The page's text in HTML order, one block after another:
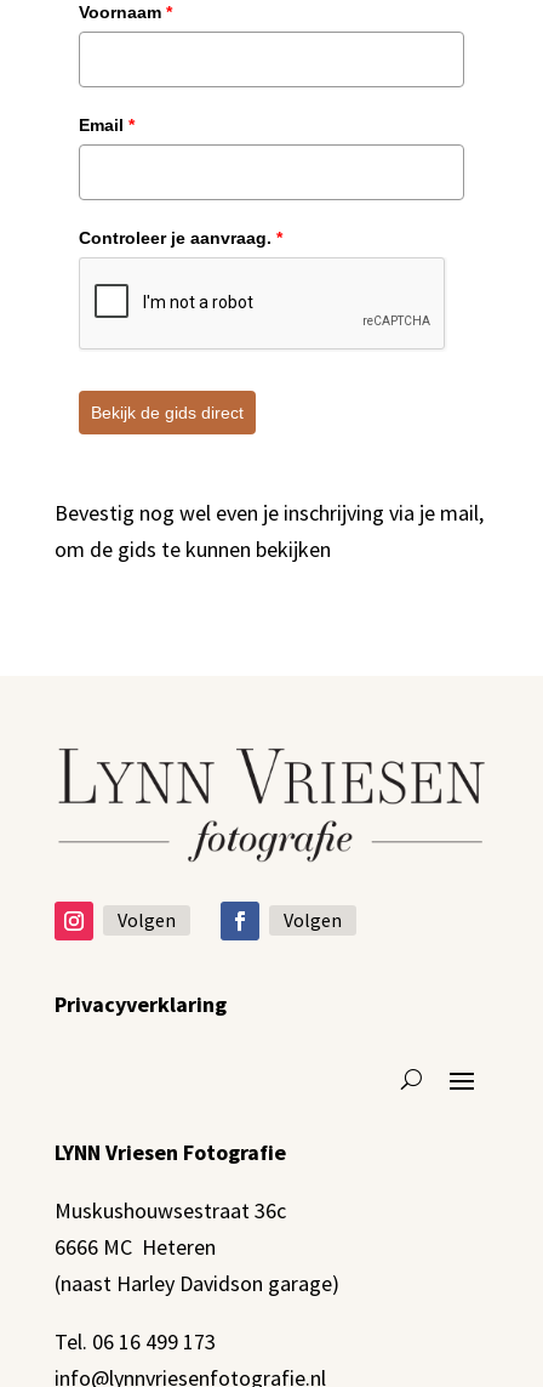
Voornaam*
Email *
Controleer je aanvraag. *
Bekijk de gids direct
Bevestig nog wel even je inschrijving via je mail,
om de gids te kunnen bekijken
Volgen Volgen
Privacyverklaring
LYNN Vriesen Fotografie
Muskushouwsestraat 36c
6666 MC Heteren
(naast Harley Davidson garage)
Tel. 06 16 499 173
info@lynnvriesenfotografie.nl